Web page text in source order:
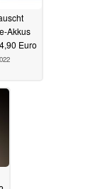
Akkus
Euro